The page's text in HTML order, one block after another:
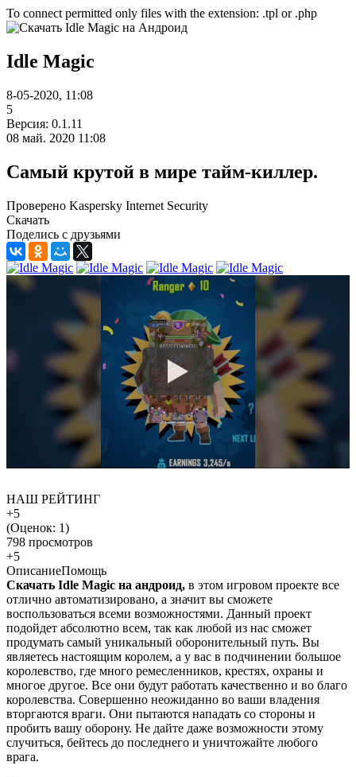
To connect permitted only files with the extension: .tpl or .php
Idle Magic
8-05-2020, 11:08
5
Версия: 0.1.11
08 май. 2020 11:08
Самый крутой в мире тайм-киллер.
Проверено Kaspersky Internet Security
Скачать
Поделись с друзьями
НАШ РЕЙТИНГ
+5
(Оценок: 1)
798 просмотров
+5
ОписаниеПомощь
Скачать Idle Magic на андроид, в этом игровом проекте все
отлично автоматизировано, а значит вы сможете
воспользоваться всеми возможностями. Данный проект
подойдет абсолютно всем, так как любой из нас сможет
продумать самый уникальный оборонительный путь. Вы
являетесь настоящим королем, а у вас в подчинении большое
королевство, где много ремесленников, крестях, охраны и
многое другое. Все они будут работать качественно и во благо
королевства. Совершенно неожиданно во ваши владения
вторгаются враги. Они пытаются нападать со стороны и
пробить вашу оборону. Не дайте даже возможности этому
случиться, бейтесь до последнего и уничтожайте любого
врага.